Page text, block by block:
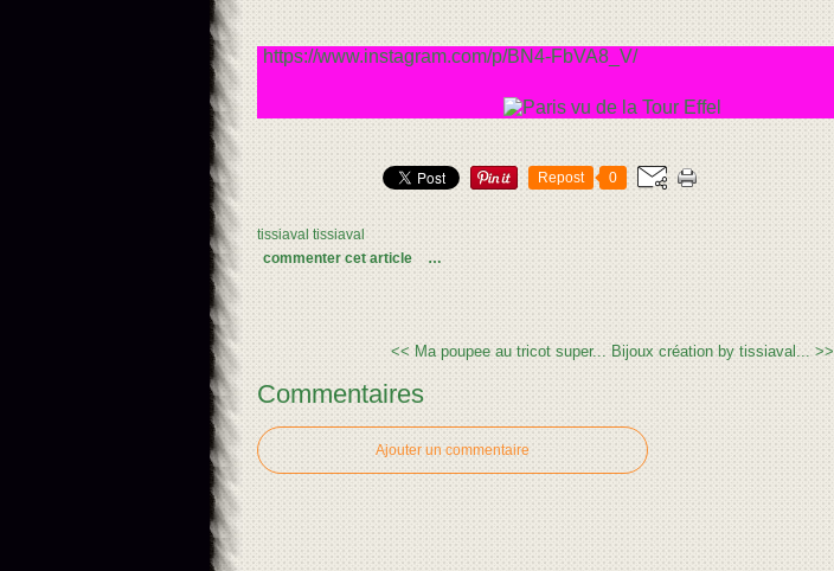
https://www.instagram.com/p/BN4-FbVA8_V/
Repost 0
tissiaval tissiaval
commenter cet article
…
<< Ma poupee au tricot super... Bijoux création by tissiaval... >>
Commentaires
Ajouter un commentaire